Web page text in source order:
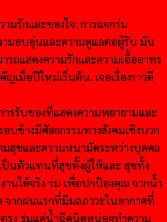
มรักและของใจ: การแจกร่ม
ามอบอุ่นและความดูแลต่อผู้รับ มัน
รถแสดงความรักและความเอื้ออาทร
ญเมื่อปีใหม่เริ่มต้น. เจอเรื่องราวดี
ารรับของที่แสดงความพยายามและ
บข้างมีศัลยกรรมทางสังคมเชิงบวก
มสุขและความหนามัดระหว่างบุคคล
ป็นตัวแทนที่สุขทั้งผู้ให้และ สุขทั้ง
านได้จริง ร่ม เพื่อปกป้องคุณ จากน้ำ
จากฝนแรกที่มีมลภาวะในอากาศที่
รง ร่มแค่น้ำฉีดนิดหน่อยทำความ